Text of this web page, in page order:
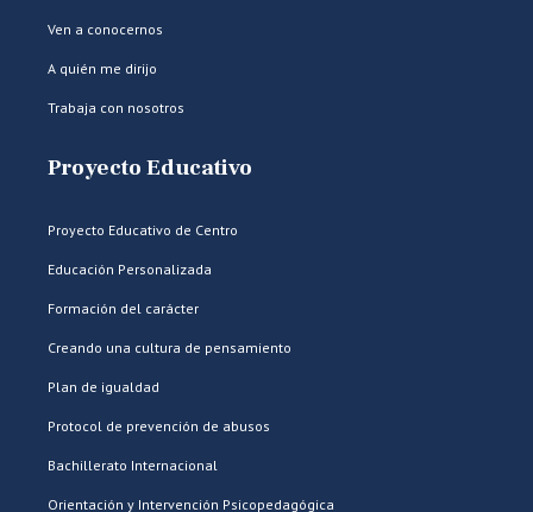
Ven a conocernos
A quién me dirijo
Trabaja con nosotros
Proyecto Educativo
Proyecto Educativo de Centro
Educación Personalizada
Formación del carácter
Creando una cultura de pensamiento
Plan de igualdad
Protocol de prevención de abusos
Bachillerato Internacional
Orientación y Intervención Psicopedagógica